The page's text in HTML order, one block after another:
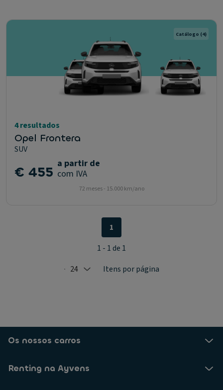
Catálogo (4)
4 resultados
Opel Frontera
SUV
€ 455 a partir de
com IVA
72 meses - 15.000 km/ano
Selected: 24
24 Itens por página
1
1 - 1 de 1
Os nossos carros
Renting na Ayvens